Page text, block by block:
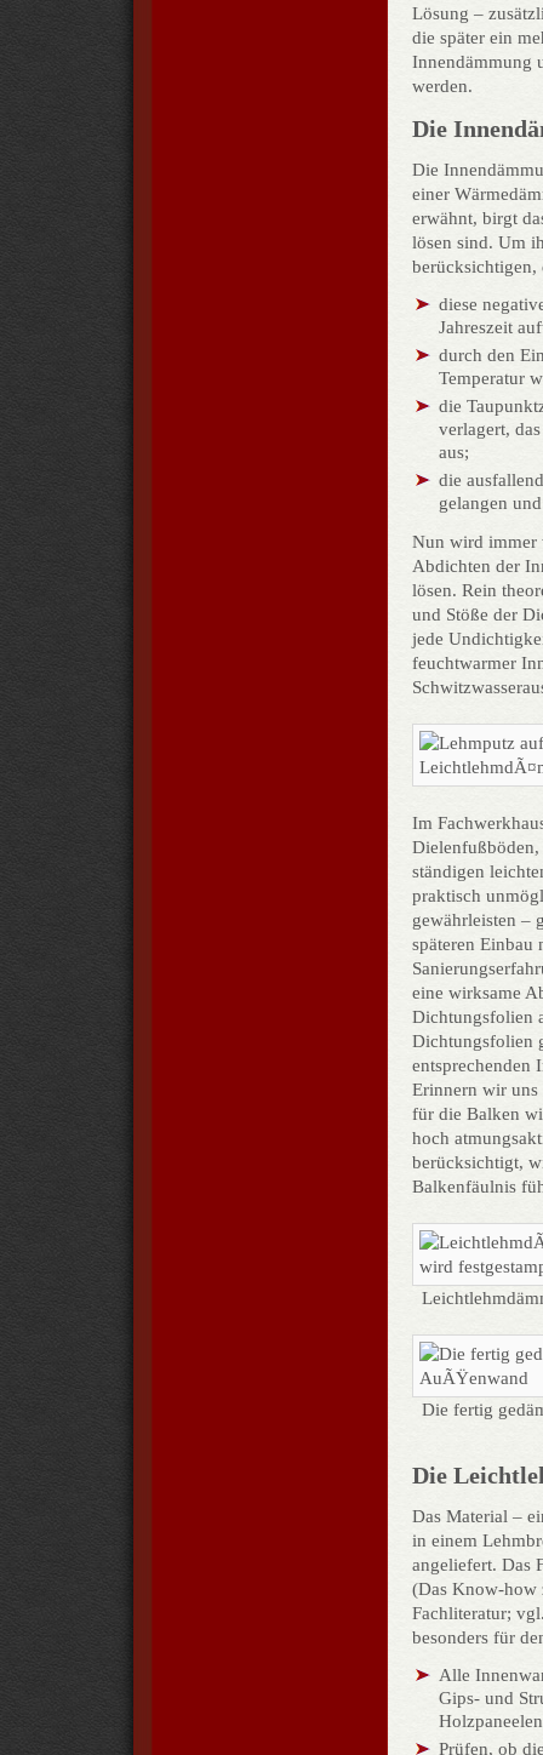
Lösung –
die später ein
Innendämmung
werden.
Die
Die
einer
erwähnt, birgt
lösen sind. Um
berücksichtigen,
diese
Jahreszeit
durch den
Temperatur
die
verlagert,
aus;
die
gelangen
Nun wird immer
Abdichten der
lösen. Rein
und Stöße der
jede
feuchtwarmer
Im
ständigen
praktisch
gewährleisten –
späteren Einbau
eine wirksame
Dichtungsfolien
Dichtungsfolien
entsprechenden
Erinnern wir uns
für die Balken
hoch
berücksichtigt,
Balkenfäulnis
Die fertig
Die
Das Material –
in einem
angeliefert. Das
(Das Know-how
Fachliteratur;
besonders für
Alle
Gips- und
Prüfen, ob